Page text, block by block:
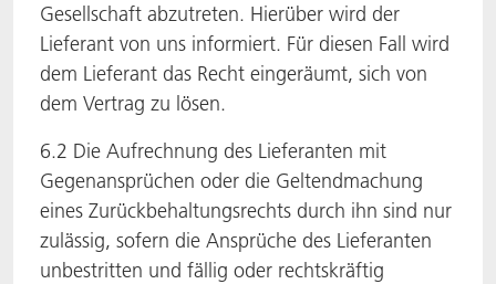
Gesellschaft abzutreten. Hierüber wird der
Lieferant von uns informiert. Für diesen Fall wird
dem Lieferant das Recht eingeräumt, sich von
dem Vertrag zu lösen.
6.2 Die Aufrechnung des Lieferanten mit
Gegenansprüchen oder die Geltendmachung
eines Zurückbehaltungsrechts durch ihn sind nur
zulässig, sofern die Ansprüche des Lieferanten
unbestritten und fällig oder rechtskräftig